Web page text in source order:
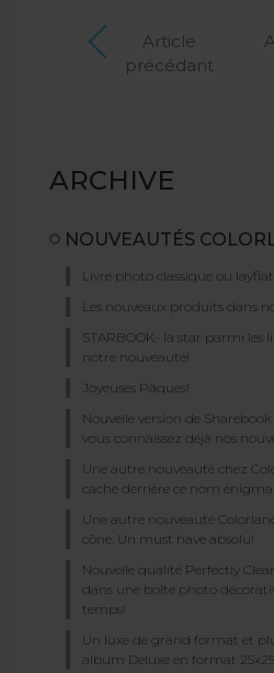
Article
précédant
ARCHIVE
NOUVEAUTÉS
Livre photo classique ou
Les nouveaux produits dans
STARBOOK- la star parmi les
notre nouveauté!
Joyeuses Pâques!
Nouvelle version de
vous connaissez déjà nos
Une autre nouveauté chez
cache derrière ce nom
Une autre nouveauté
cône. Un must have absolu!
Nouvelle qualité Perfectly
dans une boîte photo
temps!
Un luxe de grand format et
album Deluxe en format